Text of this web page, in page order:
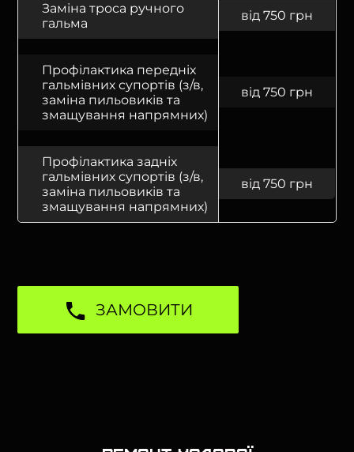
Заміна троса ручного
гальма
від 750 грн
Профілактика передніх
гальмівних супортів (з/в,
заміна пильовиків та
змащування напрямних)
від 750 грн
Профілактика задніх
гальмівних супортів (з/в,
заміна пильовиків та
змащування напрямних)
від 750 грн
ЗАМОВИТИ